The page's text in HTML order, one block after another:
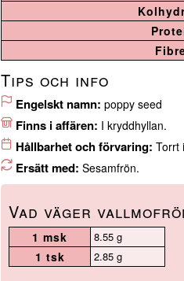
Tips och info
Engelskt namn: poppy seed
Finns i affären: I kryddhyllan.
Hållbarhet och förvaring: Torrt
Ersätt med: Sesamfrön.
Vad väger
1 msk 8.55 g
1 tsk 2.85 g